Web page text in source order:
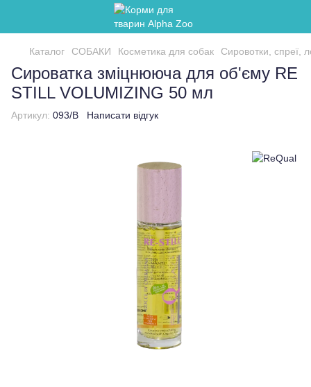
Каталог СОБАКИ Косметика для собак Сировотки, спреї,
Сироватка зміцнююча для об'єму RE
STILL VOLUMIZING 50 мл
Артикул: 093/B Написати відгук